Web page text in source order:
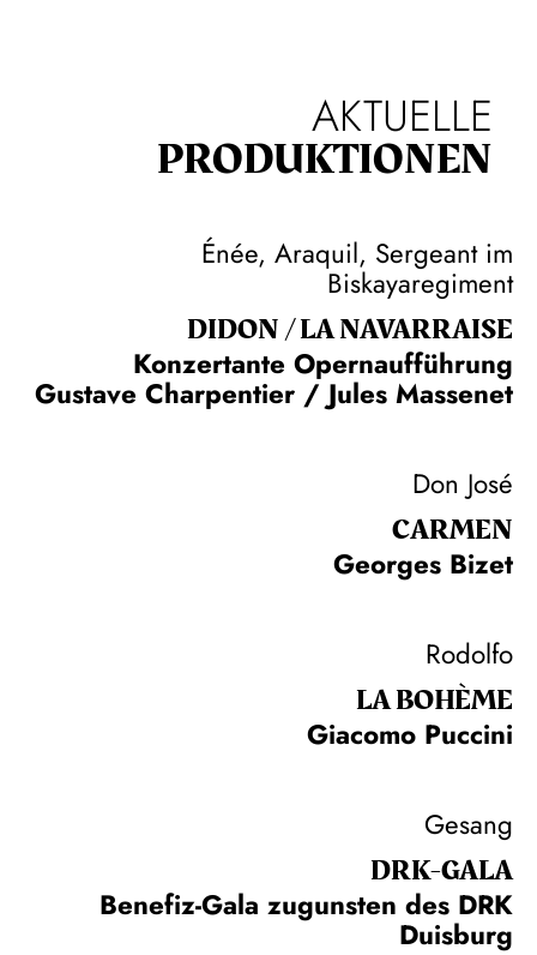
AKTUELLE
PRODUKTIONEN
Énée, Araquil, Sergeant im
Biskayaregiment
DIDON / LA NAVAR­RAISE
Konzertante Opernaufführung
Gustave Charpentier / Jules Massenet
Don José
CARMEN
Georges Bizet
Rodolfo
LA BOHÈME
Giacomo Puccini
Gesang
DRK-GALA
Benefiz-Gala zugunsten des DRK
Duisburg